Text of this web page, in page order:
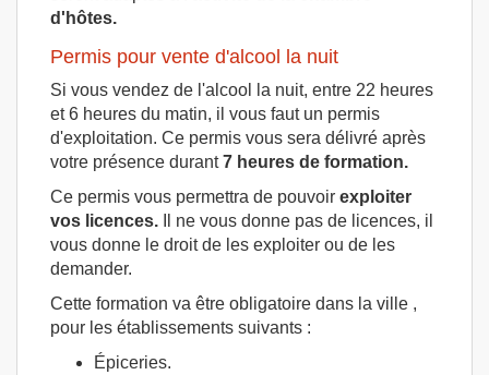
d'hôtes.
Permis pour vente d'alcool la nuit
Si vous vendez de l'alcool la nuit, entre 22 heures
et 6 heures du matin, il vous faut un permis
d'exploitation. Ce permis vous sera délivré après
votre présence durant7 heures de formation.
Ce permis vous permettra de pouvoir exploiter
vos licences. Il ne vous donne pas de licences, il
vous donne le droit de les exploiter ou de les
demander.
Cette formation va être obligatoire dans la ville ,
pour les établissements suivants :
Épiceries.